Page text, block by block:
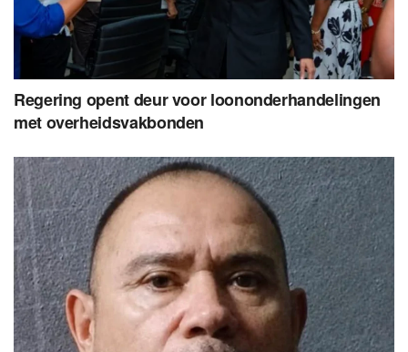
Regering opent deur voor loononderhandelingen
met overheidsvakbonden